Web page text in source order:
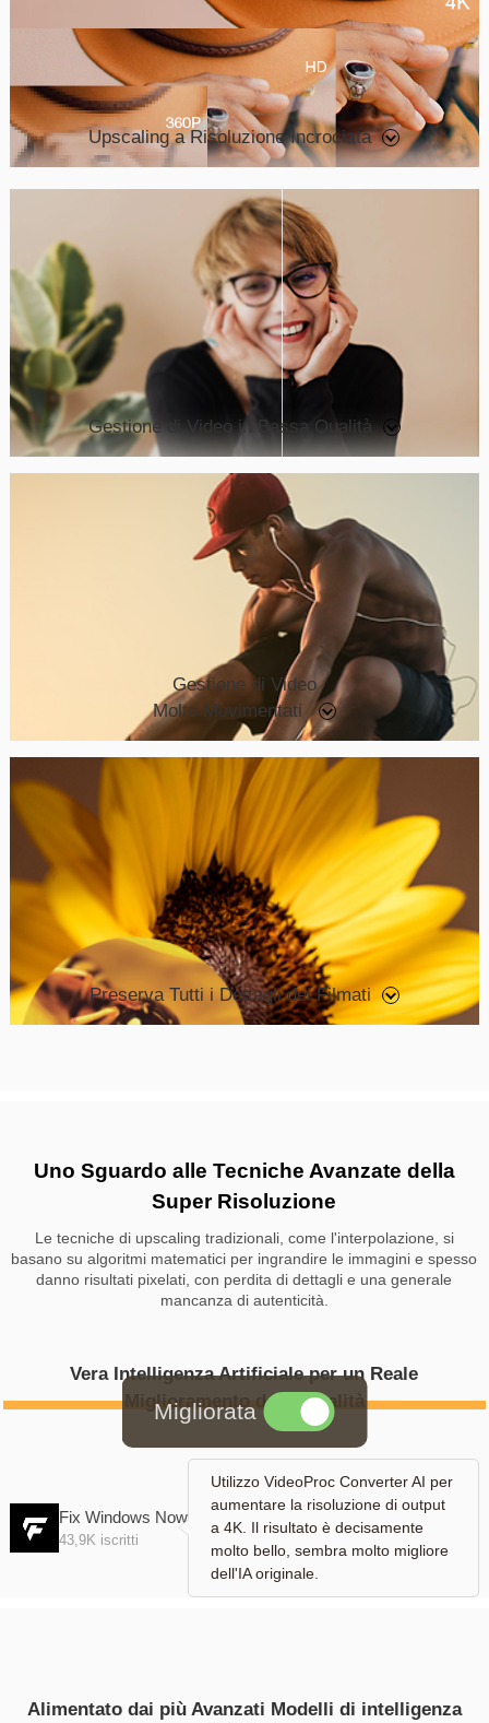
Denoise Deblur
Upscaling a Risoluzione Incrociata
Gestione di Video in Bassa Qualità
Gestione di Video
Molto Movimentati
Preserva Tutti i Dettagli dei Filmati
Uno Sguardo alle Tecniche Avanzate della
Super Risoluzione
Le tecniche di upscaling tradizionali, come l'interpolazione, si
basano su algoritmi matematici per ingrandire le immagini e spesso
danno risultati pixelati, con perdita di dettagli e una generale
mancanza di autenticità.
Vera Intelligenza Artificiale per un Reale
Miglioramento della Qualità
Migliorata
Fix Windows Now
43,9K iscritti
Utilizzo VideoProc Converter AI per
aumentare la risoluzione di output
a 4K. Il risultato è decisamente
molto bello, sembra molto migliore
dell'IA originale.
Alimentato dai più Avanzati Modelli di intelligenza